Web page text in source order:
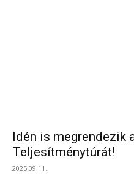
Idén is megrendezik
Teljesítménytúrát!
2025.09.11.